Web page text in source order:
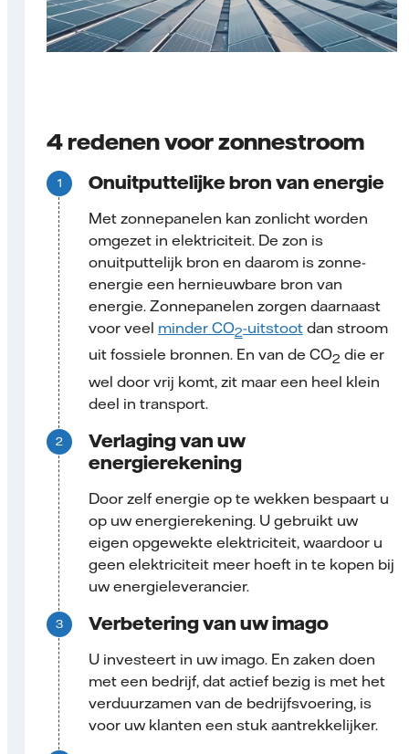
4 redenen voor zonnestroom
Onuitputtelijke bron van energie
Met zonnepanelen kan zonlicht worden
omgezet in elektriciteit. De zon is
onuitputtelijk bron en daarom is zonne-
energie een hernieuwbare bron van
energie. Zonnepanelen zorgen daarnaast
voor veel minder CO2-uitstootdan stroom
uit fossiele bronnen. En van de CO2 die er
wel door vrij komt, zit maar een heel klein
deel in transport.
Verlaging van uw
energierekening
Door zelf energie op te wekken bespaart u
op uw energierekening. U gebruikt uw
eigen opgewekte elektriciteit, waardoor u
geen elektriciteit meer hoeft in te kopen bij
uw energieleverancier.
Verbetering van uw imago
U investeert in uw imago. En zaken doen
met een bedrijf, dat actief bezig is met het
verduurzamen van de bedrijfsvoering, is
voor uw klanten een stuk aantrekkelijker.